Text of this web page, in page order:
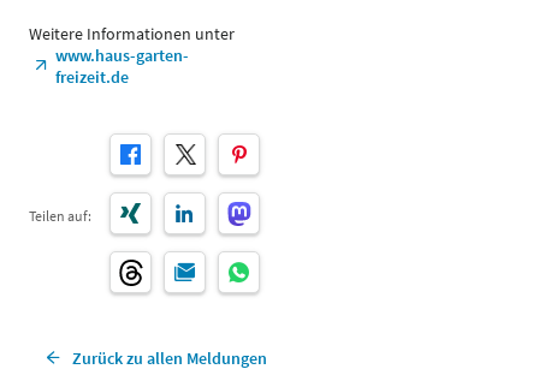
Weitere Informationen unter
www.haus-garten-
freizeit.de
Teilen auf:
Zurück zu allen Meldungen